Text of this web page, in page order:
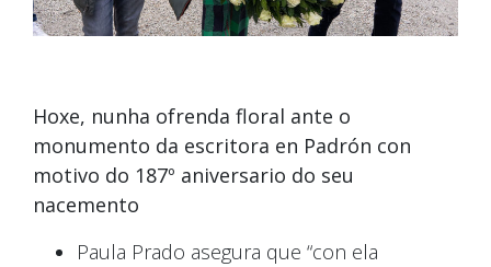
Hoxe, nunha ofrenda floral ante o
monumento da escritora en Padrón con
motivo do 187º aniversario do seu
nacemento
Paula Prado asegura que “con ela